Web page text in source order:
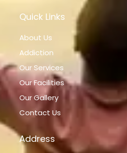
Quick Links
About Us
Addiction
Our Services
Our Facilities
Our Gallery
Contact Us
Address